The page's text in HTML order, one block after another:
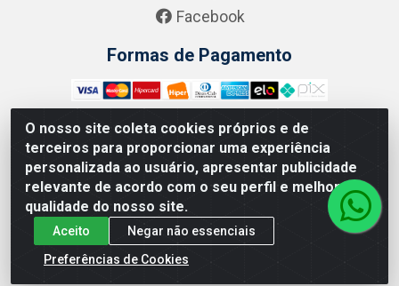
O nosso site coleta cookies próprios e de
terceiros para proporcionar uma experiência
personalizada ao usuário, apresentar publicidade
relevante de acordo com o seu perfil e melhorar a
qualidade do nosso site.
Aceito
Negar não essenciais
Preferências de Cookies
Facebook
Formas de Pagamento
Zero Grau - Rua Jean Emile Favre, 746 - Ipsep,
Recife/PE - CEP 51.190-450 - CNPJ 09.132.989/0001-61